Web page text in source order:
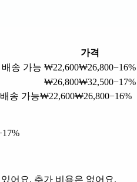
가격
송 가능 ₩22,600₩26,800−16%
₩26,800₩32,500−17%
송 가능₩22,600₩26,800−16%
어요. 추가 비용은 없어요.